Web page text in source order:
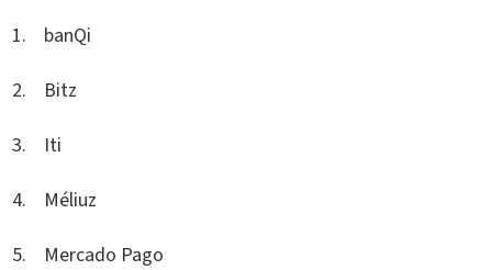
banQi
Bitz
Iti
Méliuz
Mercado Pago